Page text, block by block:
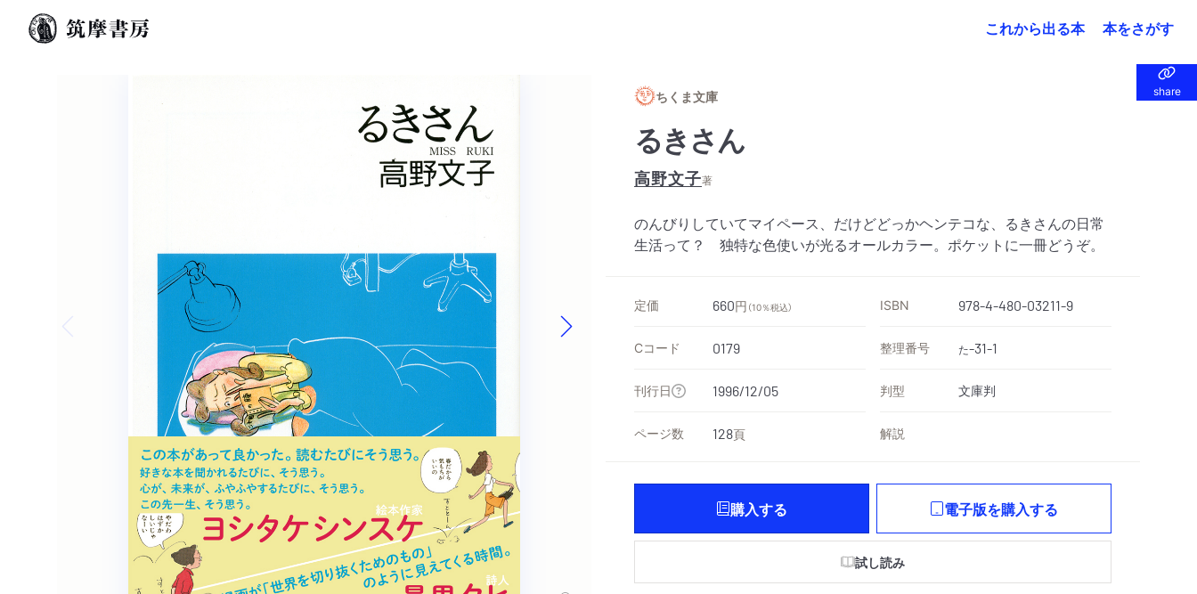
これから出る本 本をさがす
share
share
ちくま文庫
るきさん
高野文子著
のんびりしていてマイペース、だけどどっかヘンテコな、るきさんの日常
生活って？ 独特な色使いが光るオールカラー。ポケットに一冊どうぞ。
定価 660円 （10％税込） ISBN 978-4-480-03211-9
Cコード 0179 整理番号 た-31-1
刊行日 1996/12/05 判型 文庫判
ページ数 128頁 解説
購入する 電子版を購入する
試し読み